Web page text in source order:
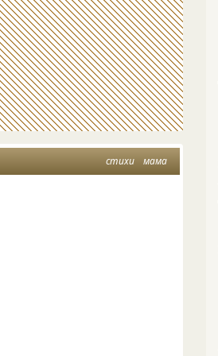
стихи мама